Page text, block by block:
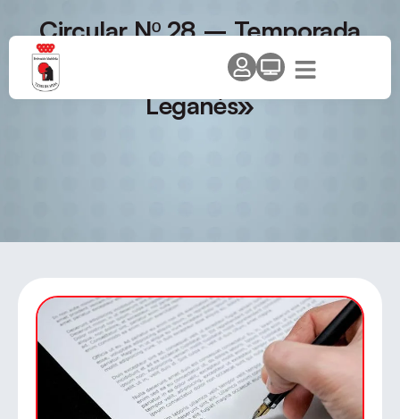
Circular Nº 28 – Temporada
2008-09. I Torneo internacional
de edades «Ciudad de
Leganés»